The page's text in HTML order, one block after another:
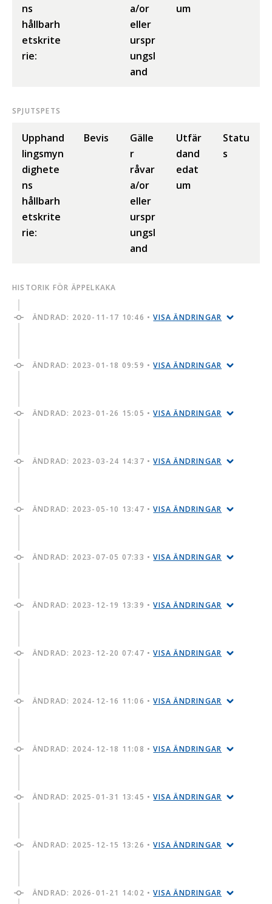
ns
hållbarh
etskrite
rie:
a/or
eller
urspr
ungsl
and
um
SPJUTSPETS
Upphand
lingsmyn
dighete
ns
hållbarh
etskrite
rie:
Bevis
Gälle
r
råvar
a/or
eller
urspr
ungsl
and
Utfär
dand
edat
um
Statu
s
HISTORIK FÖR ÄPPELKAKA
ÄNDRAD: 2020-11-17 10:46 •VISA ÄNDRINGAR
ÄNDRAD: 2023-01-18 09:59 •VISA ÄNDRINGAR
ÄNDRAD: 2023-01-26 15:05 •VISA ÄNDRINGAR
ÄNDRAD: 2023-03-24 14:37 •VISA ÄNDRINGAR
ÄNDRAD: 2023-05-10 13:47 •VISA ÄNDRINGAR
ÄNDRAD: 2023-07-05 07:33 •VISA ÄNDRINGAR
ÄNDRAD: 2023-12-19 13:39 •VISA ÄNDRINGAR
ÄNDRAD: 2023-12-20 07:47 •VISA ÄNDRINGAR
ÄNDRAD: 2024-12-16 11:06 •VISA ÄNDRINGAR
ÄNDRAD: 2024-12-18 11:08 •VISA ÄNDRINGAR
ÄNDRAD: 2025-01-31 13:45 •VISA ÄNDRINGAR
ÄNDRAD: 2025-12-15 13:26 •VISA ÄNDRINGAR
ÄNDRAD: 2026-01-21 14:02 •VISA ÄNDRINGAR